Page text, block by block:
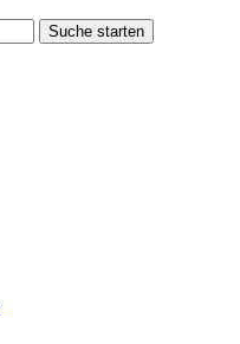
Suche starten